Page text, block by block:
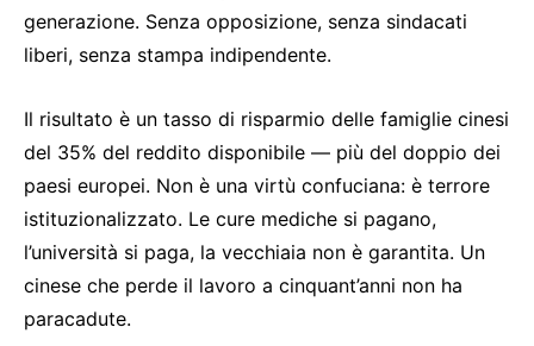
generazione. Senza opposizione, senza sindacati
liberi, senza stampa indipendente.
Il risultato è un tasso di risparmio delle famiglie cinesi
del 35% del reddito disponibile — più del doppio dei
paesi europei. Non è una virtù confuciana: è terrore
istituzionalizzato. Le cure mediche si pagano,
l’università si paga, la vecchiaia non è garantita. Un
cinese che perde il lavoro a cinquant’anni non ha
paracadute.